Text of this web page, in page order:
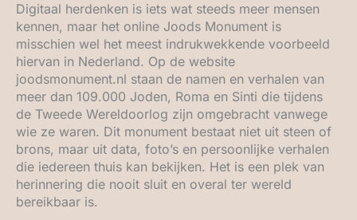
Digitaal herdenken is iets wat steeds meer mensen
kennen, maar het online Joods Monument is
misschien wel het meest indrukwekkende voorbeeld
hiervan in Nederland. Op de website
joodsmonument.nl staan de namen en verhalen van
meer dan 109.000 Joden, Roma en Sinti die tijdens
de Tweede Wereldoorlog zijn omgebracht vanwege
wie ze waren. Dit monument bestaat niet uit steen of
brons, maar uit data, foto’s en persoonlijke verhalen
die iedereen thuis kan bekijken. Het is een plek van
herinnering die nooit sluit en overal ter wereld
bereikbaar is.